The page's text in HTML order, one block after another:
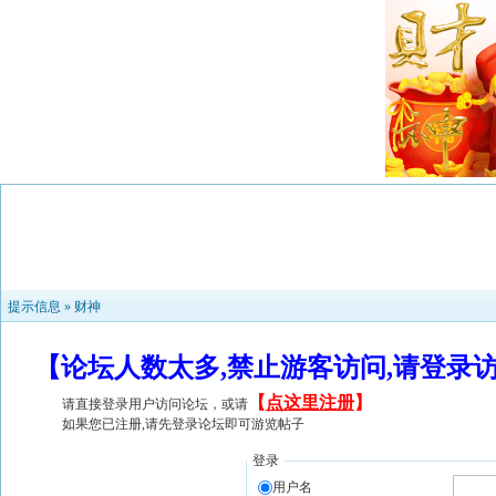
提示信息 » 财神
【论坛人数太多,禁止游客访问,请登
请直接登录用户访问论坛，或请 【 点这里注册】
如果您已注册,请先登录论坛即可游览帖子
登录
用户名